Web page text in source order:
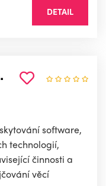
DETAIL
software,
technologií,
činnosti a
věcí